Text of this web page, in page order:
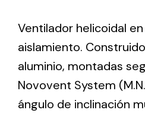
Ventilation
The incorporation of
meant a greater offer of
Ventilador helicoidal
aislamiento.
aluminio, montadas
Novovent System
ángulo de inclinación